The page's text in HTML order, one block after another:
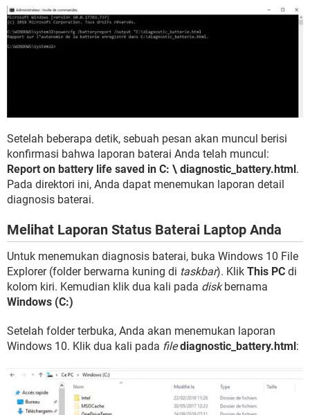
Setelah beberapa detik, sebuah pesan akan muncul berisi
konfirmasi bahwa laporan baterai Anda telah muncul:
Report on battery life saved in C: \ diagnostic_battery.html .
Pada direktori ini, Anda dapat menemukan laporan detail
diagnosis baterai.
Melihat Laporan Status Baterai Laptop Anda
Untuk menemukan diagnosis baterai, buka Windows 10 File
Explorer (folder berwarna kuning di taskbar). Klik This PC di
kolom kiri. Kemudian klik dua kali pada diskbernama
Windows (C:)
Setelah folder terbuka, Anda akan menemukan laporan
Windows 10. Klik dua kali pada file diagnostic_battery.html :